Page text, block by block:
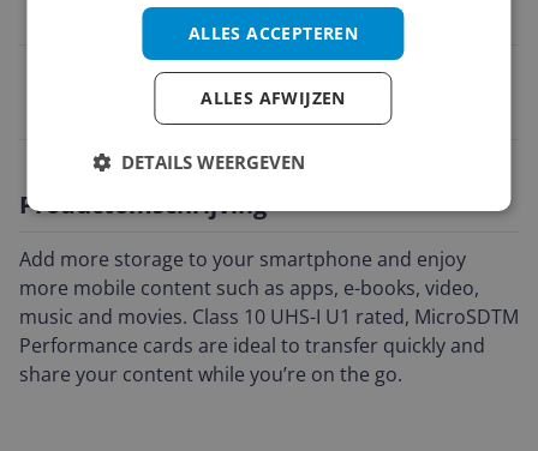
Belangrijkste kenmerken
3536403346331
Productomschrijving
Add more storage to your smartphone and enjoy
more mobile content such as apps, e-books, video,
music and movies. Class 10 UHS-I U1 rated, MicroSDTM
Performance cards are ideal to transfer quickly and
share your content while you’re on the go.
ALLES ACCEPTEREN
ALLES AFWIJZEN
DETAILS WEERGEVEN